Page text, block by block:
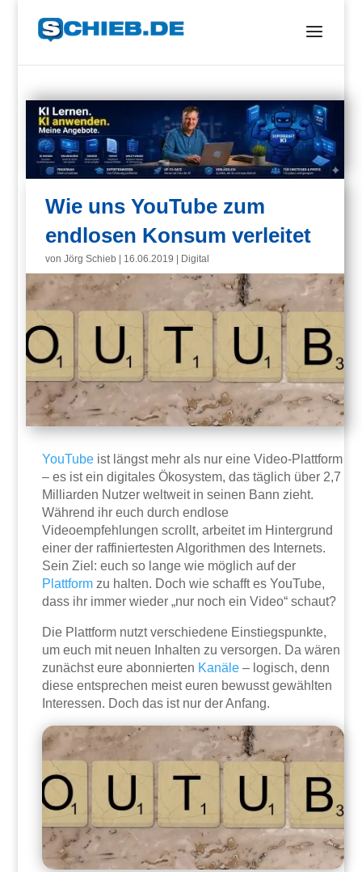
Wie uns YouTube zum
endlosen Konsum verleitet
vonJörg Schieb 16.06.2019 Digital
YouTube ist längst mehr als nur eine Video-Plattform
– es ist ein digitales Ökosystem, das täglich über 2,7
Milliarden Nutzer weltweit in seinen Bann zieht.
Während ihr euch durch endlose
Videoempfehlungen scrollt, arbeitet im Hintergrund
einer der raffiniertesten Algorithmen des Internets.
Sein Ziel: euch so lange wie möglich auf der
Plattform zu halten. Doch wie schafft es YouTube,
dass ihr immer wieder „nur noch ein Video“ schaut?
Die Plattform nutzt verschiedene Einstiegspunkte,
um euch mit neuen Inhalten zu versorgen. Da wären
zunächst eure abonnierten Kanäle – logisch, denn
diese entsprechen meist euren bewusst gewählten
Interessen. Doch das ist nur der Anfang.